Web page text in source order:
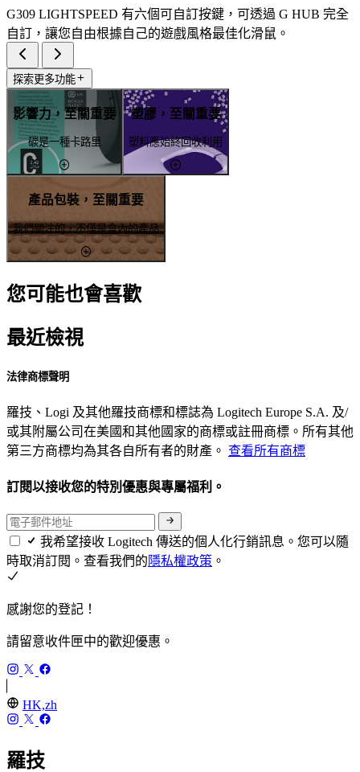
G309 LIGHTSPEED 有六個可自訂按鍵，可透過 G HUB 完全
自訂，讓您自由根據自己的遊戲風格最佳化滑鼠。
探索更多功能
影響力，至關重要
碳是一種卡路里
塑膠，至關重要
塑料應始終回收利用
產品包裝，至關重要
我們關注的，不僅是盒內的產品
您可能也會喜歡
最近檢視
法律商標聲明
羅技、Logi 及其他羅技商標和標誌為 Logitech Europe S.A. 及/
或其附屬公司在美國和其他國家的商標或註冊商標。所有其他
第三方商標均為其各自所有者的財產。 查看所有商標
訂閱以接收您的特別優惠與專屬福利。
我希望接收 Logitech 傳送的個人化行銷訊息。您可以隨
時取消訂閱。查看我們的隱私權政策 。
感謝您的登記！
請留意收件匣中的歡迎優惠。
HK,zh
羅技